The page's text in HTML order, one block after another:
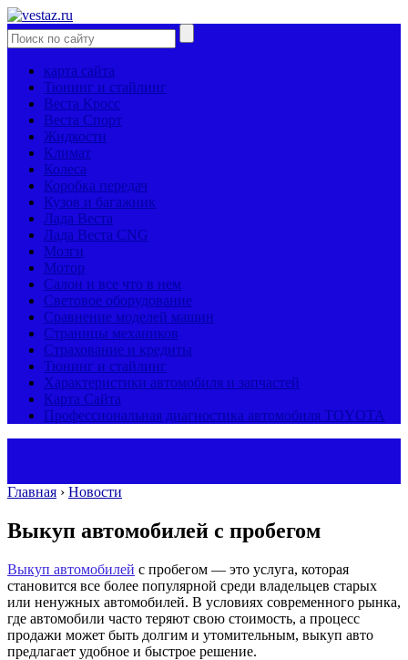
карта сайта
Тюнинг и стайлинг
Веста Кросс
Веста Спорт
Жидкости
Климат
Колеса
Коробка передач
Кузов и багажник
Лада Веста
Лада Веста CNG
Мозги
Мотор
Салон и все что в нем
Световое оборудование
Сравнение моделей машин
Страницы механиков
Страхование и кредиты
Тюнинг и стайлинг
Характеристики автомобиля и запчастей
Карта Сайта
Профессиональная диагностика автомобиля TOYOTA
Главная › Новости
Выкуп автомобилей с пробегом
Выкуп автомобилей с пробегом — это услуга, которая
становится все более популярной среди владельцев старых
или ненужных автомобилей. В условиях современного рынка,
где автомобили часто теряют свою стоимость, а процесс
продажи может быть долгим и утомительным, выкуп авто
предлагает удобное и быстрое решение.